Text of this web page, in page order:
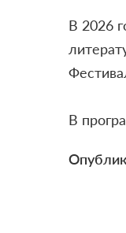
В 2026
В